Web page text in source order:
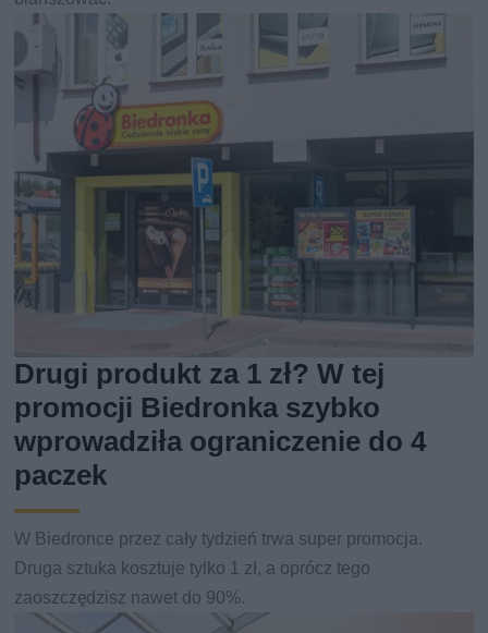
Drugi produkt za 1 zł? W tej
promocji Biedronka szybko
wprowadziła ograniczenie do 4
paczek
W Biedronce przez cały tydzień trwa super promocja.
Druga sztuka kosztuje tylko 1 zł, a oprócz tego
zaoszczędzisz nawet do 90%.